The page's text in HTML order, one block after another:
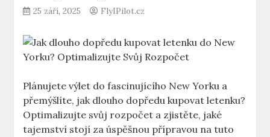
25 září, 2025 FlyIPilot.cz
Plánujete výlet do fascinujícího New Yorku a
přemýšlíte, jak dlouho dopředu kupovat letenku?
Optimalizujte svůj rozpočet a zjistěte, jaké
tajemství stojí za úspěšnou přípravou na tuto